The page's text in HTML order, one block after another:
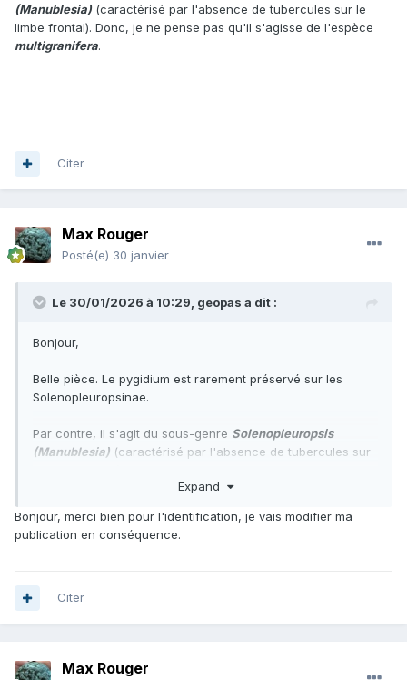
(Manublesia)(caractérisé par l'absence de tubercules sur le
limbe frontal). Donc, je ne pense pas qu'il s'agisse de l'espèce
multigranifera.
Citer
Max Rouger
Posté(e) 30 janvier
Le 30/01/2026 à 10:29, geopas a dit :
Bonjour,
Belle pièce. Le pygidium est rarement préservé sur les
Solenopleuropsinae.
Par contre, il s'agit du sous-genre Solenopleuropsis
(Manublesia) (caractérisé par l'absence de tubercules sur
Expand
Bonjour, merci bien pour l'identification, je vais modifier ma
publication en conséquence.
Citer
Max Rouger